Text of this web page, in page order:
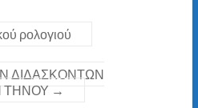
ρολογιού
ΔΙΔΑΣΚΟΝΤΩΝ
ΤΗΝΟΥ →